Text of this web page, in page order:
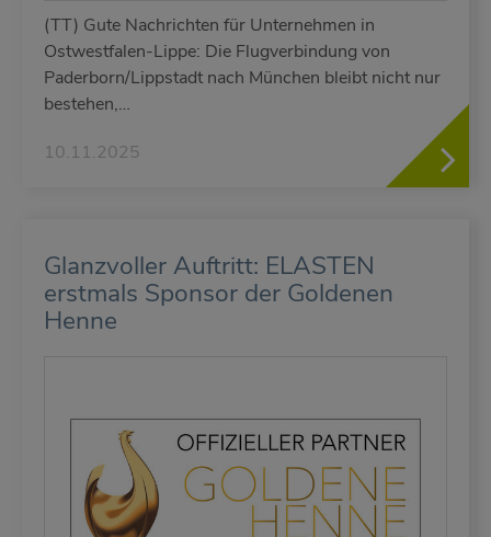
(TT) Gute Nachrichten für Unternehmen in
Ostwestfalen-Lippe: Die Flugverbindung von
Paderborn/Lippstadt nach München bleibt nicht nur
bestehen,…
10.11.2025
Glanzvoller Auftritt: ELASTEN
erstmals Sponsor der Goldenen
Henne